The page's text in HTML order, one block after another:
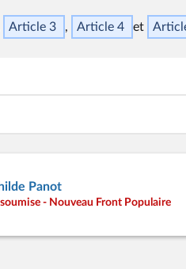
Article 3 Article 4
Panot
- Nouveau Front Populaire